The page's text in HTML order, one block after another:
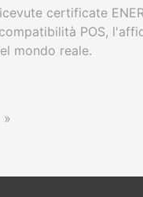
certificate
POS,
mondo reale.
»